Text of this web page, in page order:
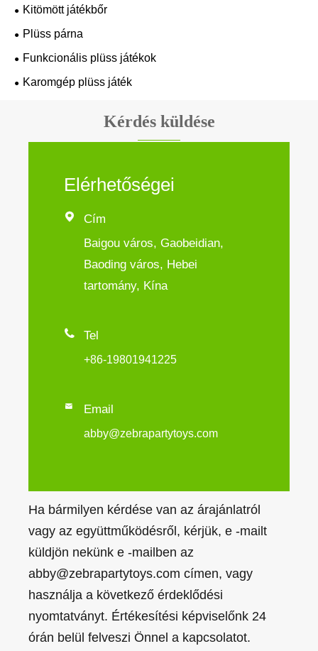
Kitömött játékbőr
Plüss párna
Funkcionális plüss játékok
Karomgép plüss játék
Kérdés küldése
Elérhetőségei

Cím
Baigou város, Gaobeidian,
Baoding város, Hebei
tartomány, Kína
 Tel
+86-19801941225
 Email
abby@zebrapartytoys.com
Ha bármilyen kérdése van az árajánlatról
vagy az együttműködésről, kérjük, e -mailt
küldjön nekünk e -mailben az
abby@zebrapartytoys.com címen, vagy
használja a következő érdeklődési
nyomtatványt. Értékesítési képviselőnk 24
órán belül felveszi Önnel a kapcsolatot.